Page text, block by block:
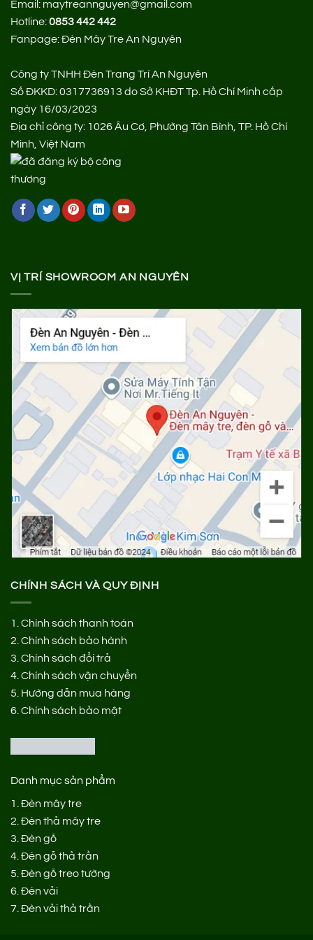
Email: maytreannguyen@gmail.com
Hotline:0853 442 442
Fanpage:Đèn Mây Tre An Nguyên
Công ty TNHH Đèn Trang Trí An Nguyên
Số ĐKKD: 0317736913 do Sở KHĐT Tp. Hồ Chí Minh cấp
ngày 16/03/2023
Địa chỉ công ty: 1026 Âu Cơ, Phường Tân Bình, TP. Hồ Chí
Minh, Việt Nam
VỊ TRÍ SHOWROOM AN NGUYÊN
CHÍNH SÁCH VÀ QUY ĐỊNH
1. Chính sách thanh toán
2. Chính sách bảo hành
3. Chính sách đổi trả
4. Chính sách vận chuyển
5. Hướng dẫn mua hàng
6. Chính sách bảo mật
Danh mục sản phẩm
1. Đèn mây tre
2. Đèn thả mây tre
3. Đèn gỗ
4. Đèn gỗ thả trần
5. Đèn gỗ treo tường
6. Đèn vải
7. Đèn vải thả trần